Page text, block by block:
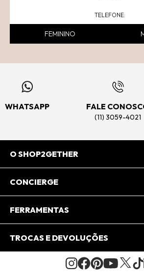
FEMININO
WHATSAPP FALE
(11) 3059-4021
O SHOP2GETHER
Sobre Nós
Journal
CONCIERGE
Central de Relacionamento
FERRAMENTAS
Minha Conta
Pedido de Presente
TROCAS E DEVOLUÇÕES
Condições Gerais